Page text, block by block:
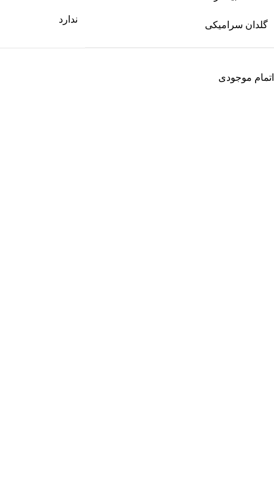
گلدان سرامیکی
ندارد
اتمام موجودی